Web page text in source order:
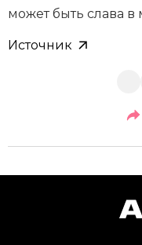
может быть слава
Источник